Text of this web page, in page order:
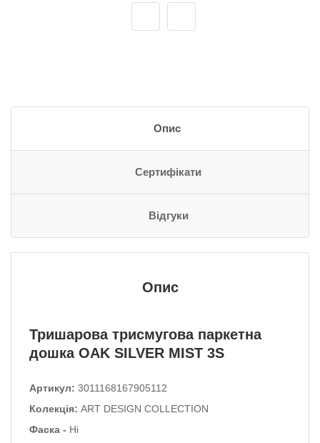
Опис
Сертифікати
Відгуки
Опис
Тришарова трисмугова паркетна
дошка OAK SILVER MIST 3S
Артикул: 3011168167905112
Колекція: ART DESIGN COLLECTION
Фаска - Ні